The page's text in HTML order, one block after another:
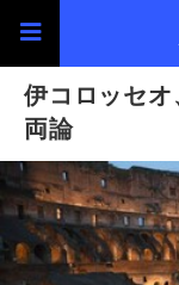
伊コロッセ
両論